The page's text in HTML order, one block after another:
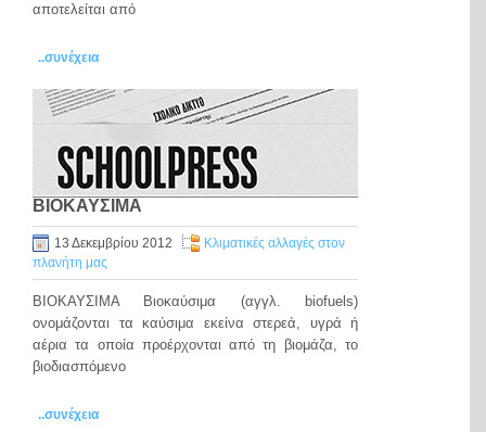
αποτελείται από
..συνέχεια
ΒΙΟΚΑΥΣΙΜΑ
13 Δεκεμβρίου 2012
Κλιματικές αλλαγές στον
πλανήτη μας
ΒΙΟΚΑΥΣΙΜΑ Βιοκαύσιμα (αγγλ. biofuels)
ονομάζονται τα καύσιμα εκείνα στερεά, υγρά ή
αέρια τα οποία προέρχονται από τη βιομάζα, το
βιοδιασπόμενο
..συνέχεια